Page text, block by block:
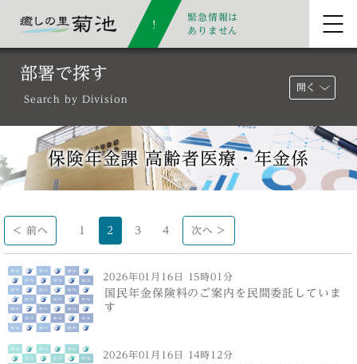
緊急情報は
ありません
部署で探す
Search by Division
開く
保険年金課 高齢者医療・年金係
< 前へ 1 2 3 4 次へ >
2026年01月16日 15時01分
国民年金保険料のご案内を民間委託していま
す
2026年01月16日 14時12分